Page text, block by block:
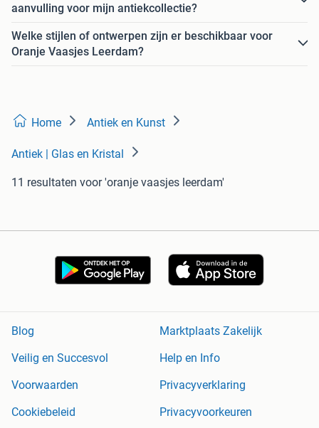
aanvulling voor mijn antiekcollectie?
Welke stijlen of ontwerpen zijn er beschikbaar voor
Oranje Vaasjes Leerdam?
Home Antiek en Kunst
Antiek | Glas en Kristal
11 resultaten voor 'oranje vaasjes leerdam'
Blog
Marktplaats Zakelijk
Veilig en Succesvol
Help en Info
Voorwaarden
Privacyverklaring
Cookiebeleid
Privacyvoorkeuren